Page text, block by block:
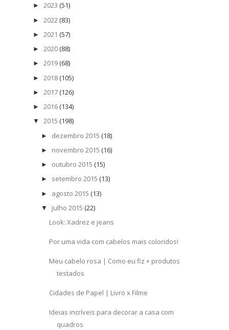
► 2023 (51)
► 2022 (83)
► 2021 (57)
► 2020 (88)
► 2019 (68)
► 2018 (105)
► 2017 (126)
► 2016 (134)
▼ 2015 (198)
► dezembro 2015 (18)
► novembro 2015 (16)
► outubro 2015 (15)
► setembro 2015 (13)
► agosto 2015 (13)
▼ julho 2015 (22)
Look: Xadrez e jeans
Por uma vida com cabelos mais coloridos!
Meu cabelo rosa | Como eu fiz + produtos
testados
Cidades de Papel | Livro x Filme
Ideias incríveis para decorar a casa com
quadros